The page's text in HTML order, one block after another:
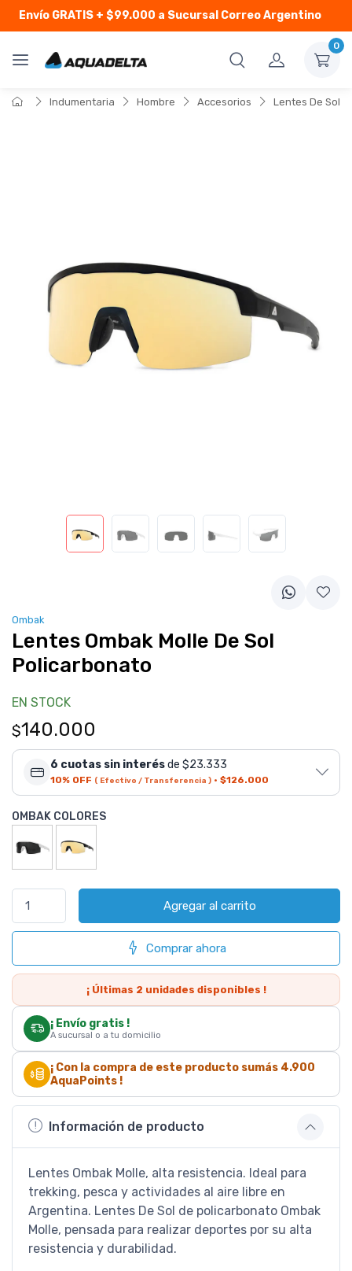
Envío GRATIS+ $99.000 a Sucursal Correo Argentino
0
Indumentaria Hombre Accesorios Lentes De Sol
Ombak
Lentes Ombak Molle De Sol
Policarbonato
EN STOCK
$140.000
6 cuotas sin interésde $23.333
10% OFF ( Efectivo / Transferencia ) · $126.000
OMBAK COLORES
Agregar al carrito
Comprar ahora
¡ Últimas 2 unidades disponibles !
¡ Envío gratis !
A sucursal o a tu domicilio
¡ Con la compra de este producto sumás 4.900
AquaPoints !
Información de producto
Lentes Ombak Molle, alta resistencia. Ideal para
trekking, pesca y actividades al aire libre en
Argentina. Lentes De Sol de policarbonato Ombak
Molle, pensada para realizar deportes por su alta
resistencia y durabilidad.